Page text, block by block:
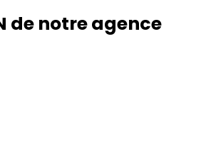
de notre agence